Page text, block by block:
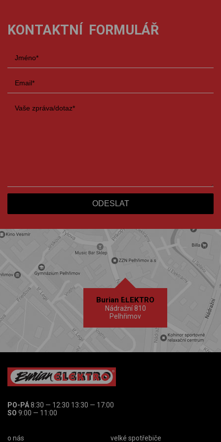
KONTAKTNÍ FORMULÁŘ
Burian ELEKTRO
Nádražní 810
Pelhřimov
PO-PÁ8:30 — 12:30 13:30 — 17:00
SO 9:00 — 11:00
o nás velké spotřebiče